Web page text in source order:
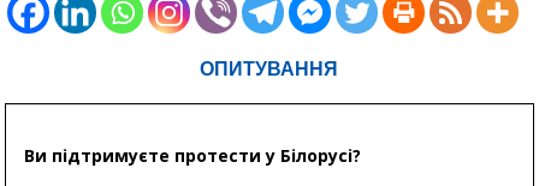
ОПИТУВАННЯ
Ви підтримуєте протести у Білорусі?